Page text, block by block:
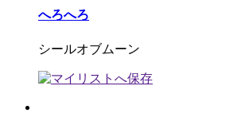
へろへろ
シールオブムーン